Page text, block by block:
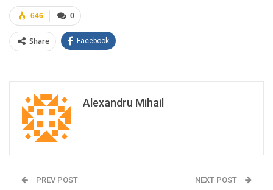
0
646
Share Facebook
Alexandru Mihail
PREV POST NEXT POST